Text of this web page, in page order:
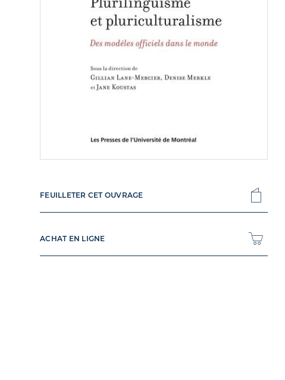
FEUILLETER CET OUVRAGE
ACHAT EN LIGNE